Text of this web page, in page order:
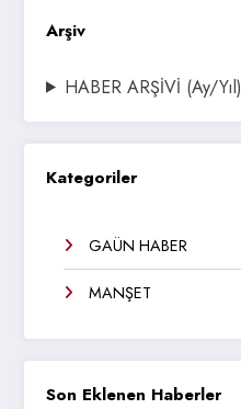
Arşiv
HABER ARŞİVİ (Ay/Yıl)
Kategoriler
GAÜN HABER
MANŞET
Son Eklenen Haberler